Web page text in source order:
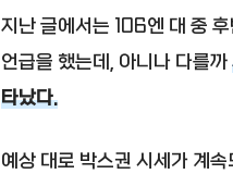
지난 글에서는 106엔 대 중
언급을 했는데, 아니나 다를까
타났다.
예상 대로 박스권 시세가 계